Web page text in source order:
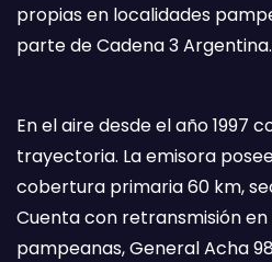
propias en localidades
parte de Cadena 3 Argentina.
En el aire desde el año 1997
trayectoria. La emisora
cobertura primaria 60 km,
Cuenta con retransmisión
pampeanas, General Acha